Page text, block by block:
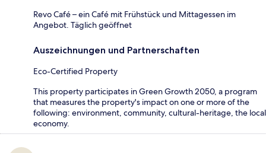
Revo Café – ein Café mit Frühstück und Mittagessen im
Angebot. Täglich geöffnet
Auszeichnungen und Partnerschaften
Eco-Certified Property
This property participates in Green Growth 2050, a program
that measures the property's impact on one or more of the
following: environment, community, cultural-heritage, the local
economy.